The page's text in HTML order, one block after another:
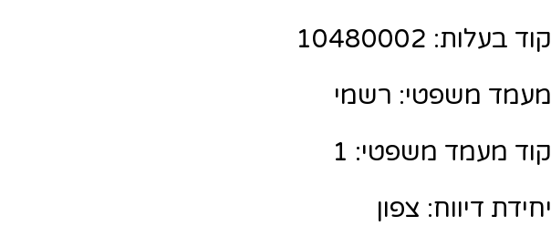
קוד בעלות: 10480002
מעמד משפטי: רשמי
קוד מעמד משפטי: 1
יחידת דיווח: צפון